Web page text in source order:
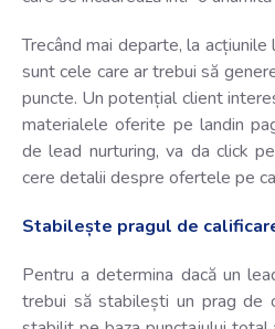
Trecând mai departe, la
sunt cele care ar trebui să
puncte. Un potențial client
materialele oferite pe landin
de lead nurturing, va da click
cere detalii despre ofertele pe
Stabilește pragul de
Pentru a determina dacă un
trebui să stabilești un prag de